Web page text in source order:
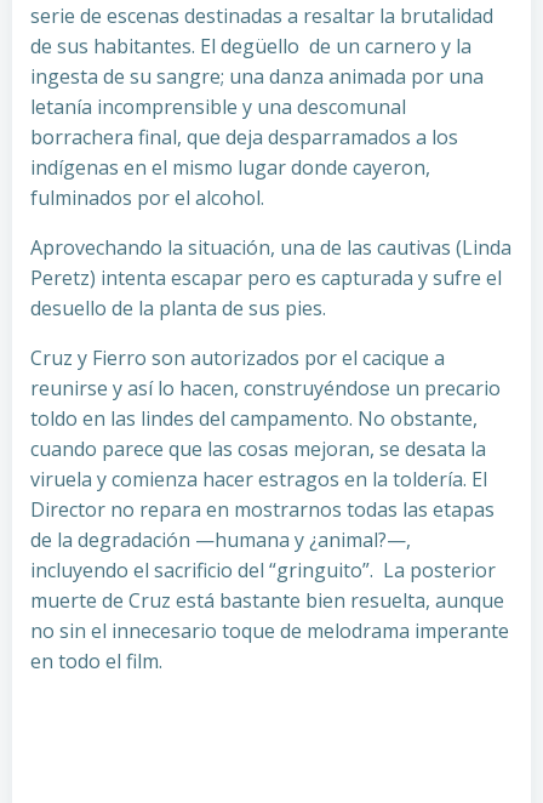
serie de escenas destinadas a resaltar la brutalidad
de sus habitantes. El degüello de un carnero y la
ingesta de su sangre; una danza animada por una
letanía incomprensible y una descomunal
borrachera final, que deja desparramados a los
indígenas en el mismo lugar donde cayeron,
fulminados por el alcohol.
Aprovechando la situación, una de las cautivas (Linda
Peretz) intenta escapar pero es capturada y sufre el
desuello de la planta de sus pies.
Cruz y Fierro son autorizados por el cacique a
reunirse y así lo hacen, construyéndose un precario
toldo en las lindes del campamento. No obstante,
cuando parece que las cosas mejoran, se desata la
viruela y comienza hacer estragos en la toldería. El
Director no repara en mostrarnos todas las etapas
de la degradación —humana y ¿animal?—,
incluyendo el sacrificio del “gringuito”. La posterior
muerte de Cruz está bastante bien resuelta, aunque
no sin el innecesario toque de melodrama imperante
en todo el film.